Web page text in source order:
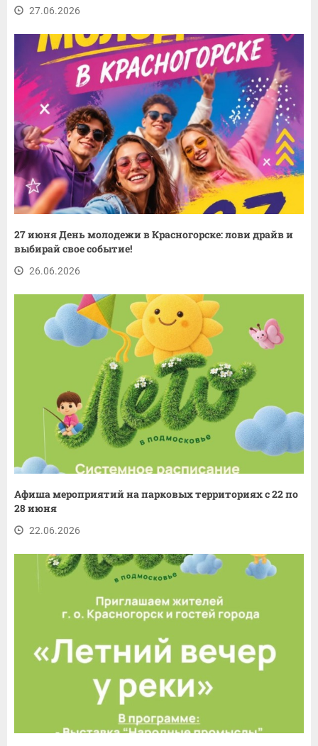
27.06.2026
27 июня День молодежи в Красногорске: лови драйв и
выбирай свое событие!
26.06.2026
Афиша мероприятий на парковых территориях с 22 по
28 июня
22.06.2026